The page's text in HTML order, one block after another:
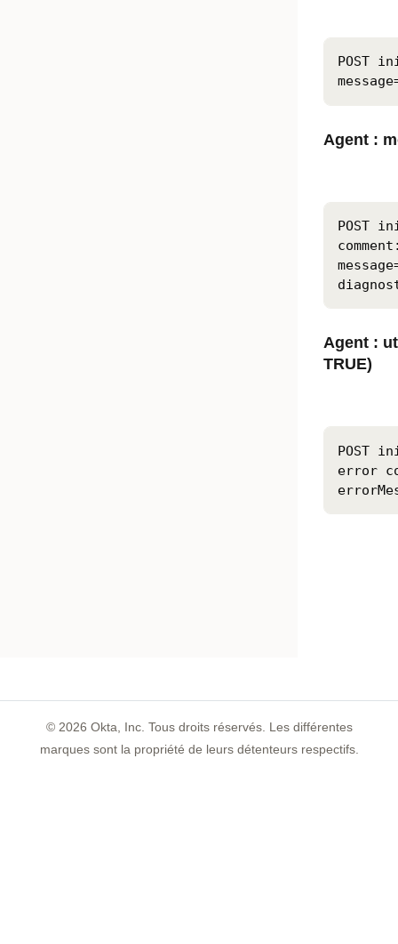
POST
Agent :
POST
Agent :
TRUE)
POST
error
© 2026 Okta, Inc. Tous droits réservés. Les différentes
marques sont la propriété de leurs détenteurs respectifs.